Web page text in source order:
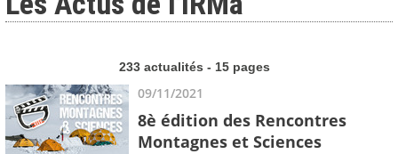
233 actualités - 15 pages
09/11/2021
8è édition des Rencontres
Montagnes et Sciences